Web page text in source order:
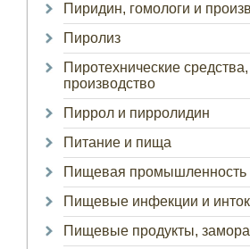
Пиридин, гомологи и
Пиролиз
Пиротехнические средства,
производство
Пиррол и пирролидин
Питание и пища
Пищевая промышленность
Пищевые инфекции и
Пищевые продукты,